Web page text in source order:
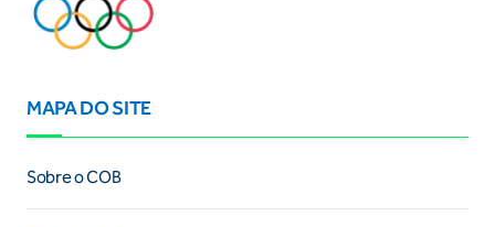
MAPA DO SITE
Sobre o COB